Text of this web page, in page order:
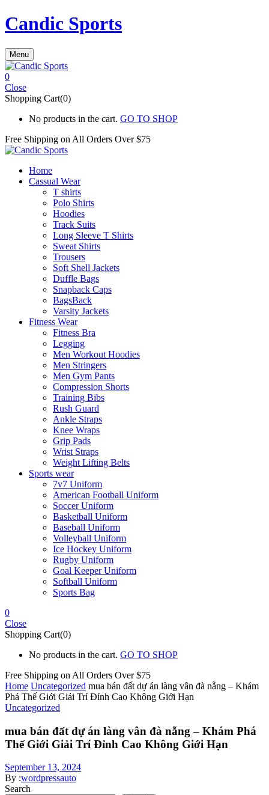
Candic Sports
Menu
0
Close
Shopping Cart(0)
No products in the cart. GO TO SHOP
Free Shipping on All Orders Over $75
Home
Cassual Wear
T shirts
Polo Shirts
Hoodies
Track Suits
Long Sleeve T Shirts
Sweat Shirts
Trousers
Soft Shell Jackets
Duffle Bags
Snapback Caps
BagsBack
Varsity Jackets
Fitness Wear
Fitness Bra
Legging
Men Workout Hoodies
Men Stringers
Men Gym Pants
Compression Shorts
Training Bibs
Rush Guard
Ankle Straps
Knee Wraps
Grip Pads
Wrist Straps
Weight Lifting Belts
Sports wear
7v7 Uniform
American Football Uniform
Soccer Uniform
Basketball Uniform
Baseball Uniform
Volleyball Uniform
Ice Hockey Uniform
Rugby Uniform
Goal Keeper Uniform
Softball Uniform
Sports Bag
0
Close
Shopping Cart(0)
No products in the cart. GO TO SHOP
Free Shipping on All Orders Over $75
Home Uncategorized mua bán đất dự án làng vân đà nẵng – Khám
Phá Thế Giới Giải Trí Đỉnh Cao Không Giới Hạn
Uncategorized
mua bán đất dự án làng vân đà nẵng – Khám Phá
Thế Giới Giải Trí Đỉnh Cao Không Giới Hạn
September 13, 2024
By :wordpressauto
Search